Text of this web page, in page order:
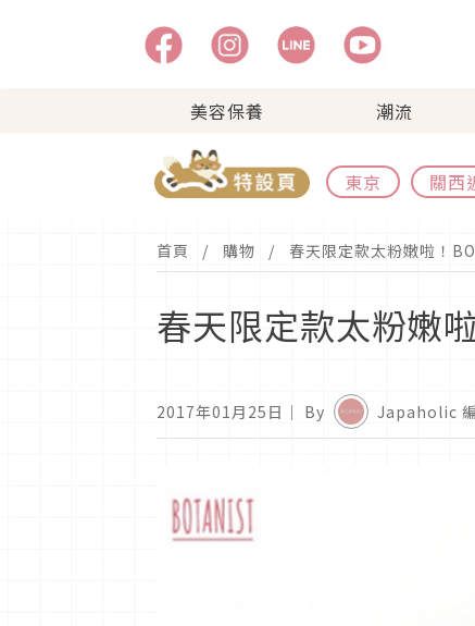
美容保養 潮流
東京 關西
首頁 購物 春天限定款太粉嫩啦！
春天限定款太粉嫩
2017年01月25日 ｜ By Japaholic